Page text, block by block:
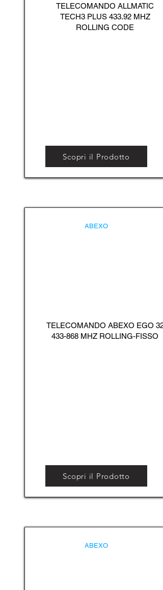
TELECOMANDO ALLMATIC
TECH3 PLUS 433.92 MHZ
ROLLING CODE
Scopri il Prodotto
ABEXO
TELECOMANDO ABEXO EGO 32
433-868 MHZ ROLLING-FISSO
Scopri il Prodotto
ABEXO